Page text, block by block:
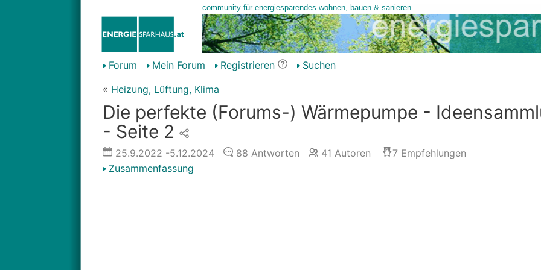
Forum Mein Forum Registrieren
Suchen
« Heizung, Lüftung, Klima
Die perfekte (Forums-) Wärmepumpe -
- Seite 2
25.9.2022 -5.12.2024 88 Antworten 41 Autoren 7Empfehlungen
Zusammenfassung